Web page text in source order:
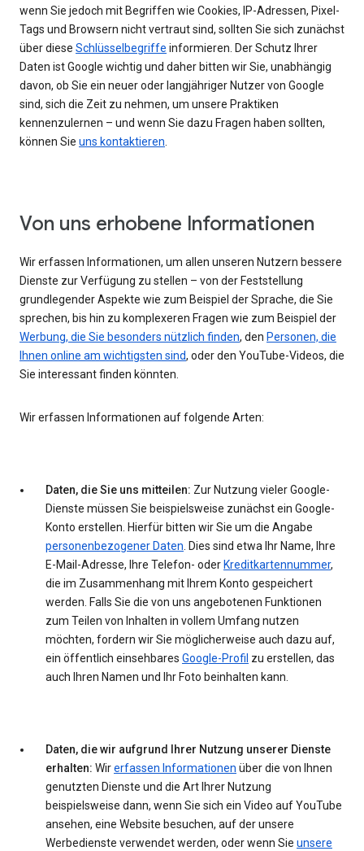
wenn Sie jedoch mit Begriffen wie Cookies, IP-Adressen, Pixel-
Tags und Browsern nicht vertraut sind, sollten Sie sich zunächst
über diese Schlüsselbegriffe informieren. Der Schutz Ihrer
Daten ist Google wichtig und daher bitten wir Sie, unabhängig
davon, ob Sie ein neuer oder langjähriger Nutzer von Google
sind, sich die Zeit zu nehmen, um unsere Praktiken
kennenzulernen – und wenn Sie dazu Fragen haben sollten,
können Sie uns kontaktieren.
Von uns erhobene Informationen
Wir erfassen Informationen, um allen unseren Nutzern bessere
Dienste zur Verfügung zu stellen – von der Feststellung
grundlegender Aspekte wie zum Beispiel der Sprache, die Sie
sprechen, bis hin zu komplexeren Fragen wie zum Beispiel der
Werbung, die Sie besonders nützlich finden, den Personen, die
Ihnen online am wichtigsten sind, oder den YouTube-Videos, die
Sie interessant finden könnten.
Wir erfassen Informationen auf folgende Arten:
Daten, die Sie uns mitteilen: Zur Nutzung vieler Google-
Dienste müssen Sie beispielsweise zunächst ein Google-
Konto erstellen. Hierfür bitten wir Sie um die Angabe
personenbezogener Daten. Dies sind etwa Ihr Name, Ihre
E-Mail-Adresse, Ihre Telefon- oder Kreditkartennummer,
die im Zusammenhang mit Ihrem Konto gespeichert
werden. Falls Sie die von uns angebotenen Funktionen
zum Teilen von Inhalten in vollem Umfang nutzen
möchten, fordern wir Sie möglicherweise auch dazu auf,
ein öffentlich einsehbares Google-Profil zu erstellen, das
auch Ihren Namen und Ihr Foto beinhalten kann.
Daten, die wir aufgrund Ihrer Nutzung unserer Dienste
erhalten: Wirerfassen Informationen über die von Ihnen
genutzten Dienste und die Art Ihrer Nutzung
beispielsweise dann, wenn Sie sich ein Video auf YouTube
ansehen, eine Website besuchen, auf der unsere
Werbedienste verwendet werden, oder wenn Sie unsere